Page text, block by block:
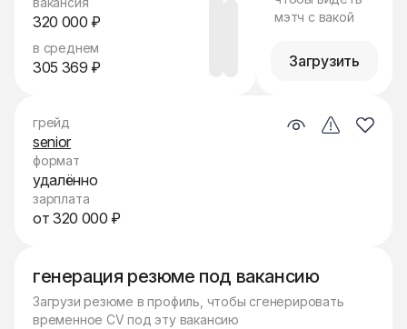
320 000 ₽
в среднем
305 369 ₽
мэтч с вакой
Загрузить
генерация резюме под вакансию
Загрузи резюме в профиль, чтобы сгенерировать
временное CV под эту вакансию
грейд
senior
формат
удалённо
зарплата
от 320 000 ₽